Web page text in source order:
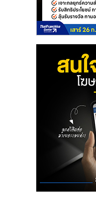
บ้าน
ลงทุน